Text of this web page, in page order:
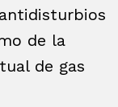
de la
de gas